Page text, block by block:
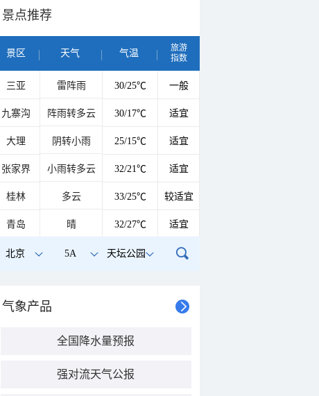
景点推荐
景区 天气 气温
旅游
指数
三亚 雷阵雨 30/25℃ 一般
九寨沟 阵雨转多云 30/17℃ 适宜
大理 阴转小雨 25/15℃ 适宜
张家界 小雨转多云 32/21℃ 适宜
桂林 多云 33/25℃ 较适宜
青岛 晴 32/27℃ 适宜
北京 5A 天坛公园
气象产品
全国降水量预报
强对流天气公报